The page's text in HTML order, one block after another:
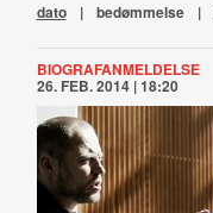
dato | bedømmelse |
BIOGRAFANMELDELSE
26. FEB. 2014 | 18:20